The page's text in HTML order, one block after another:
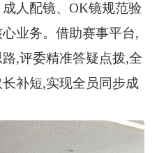
人配镜、OK镜规范验
业务。借助赛事平台,
,评委精准答疑点拨,全
补短,实现全员同步成